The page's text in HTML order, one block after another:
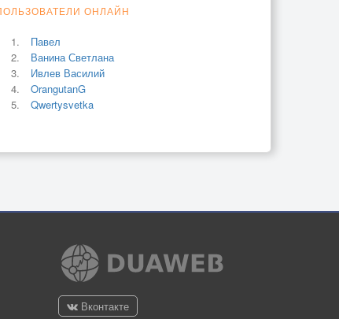
ОНЛАЙН
Павел
Ванина Светлана
Ивлев Василий
OrangutanG
Qwertysvetka
Вконтакте